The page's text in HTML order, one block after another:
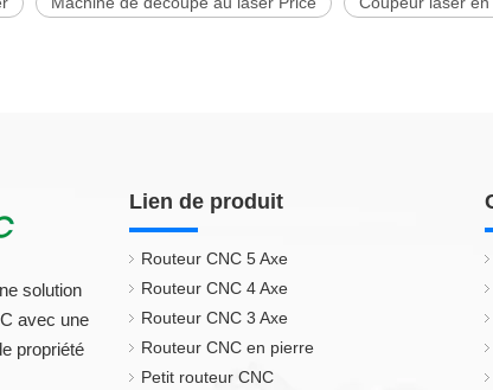
solution
avec une
propriété
Lien de produit
Routeur CNC 5 Axe
Routeur CNC 4 Axe
Routeur CNC 3 Axe
Routeur CNC en pierre
Petit routeur CNC